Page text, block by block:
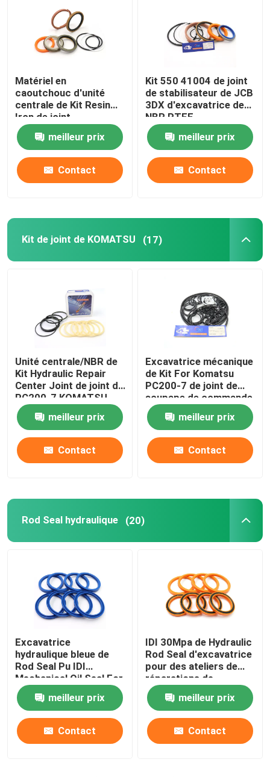
Visite d'usine
Contrôle de qualité
Contactez-nous
Nouvelles
kit de joint de JCB
Rod Seal hydraulique
Joint hydraulique
Joint hydraulique de la poussière
Joint hydraulique de piston
Anneau hydraulique d'usage
Joint en caoutchouc hydraulique
Boîte de joint circulaire
Pièces de moteur de pompe hydraulique
Pièces d'Electric d'excavatrice
Matériel en
caoutchouc d'unité
centrale de Kit Resin
Iron de joint
hydraulique de JCB
pour 332Y-5599
meilleur prix
Contact
Kit 550 41004 de joint
de stabilisateur de JCB
3DX d'excavatrice de
NBR PTFE
meilleur prix
Contact
Kit de joint de KOMATSU (17)
Unité centrale/NBR de
Kit Hydraulic Repair
Center Joint de joint de
PC200-7 KOMATSU
meilleur prix
Contact
Excavatrice mécanique
de Kit For Komatsu
PC200-7 de joint de
soupape de commande
meilleur prix
Contact
Rod Seal hydraulique (20)
Excavatrice
hydraulique bleue de
Rod Seal Pu IDI
Mechanical Oil Seal For
meilleur prix
Contact
IDI 30Mpa de Hydraulic
Rod Seal d'excavatrice
pour des ateliers de
réparations de
machines
meilleur prix
Contact